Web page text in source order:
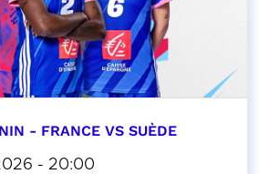
- FRANCE VS SUÈDE
- 20:00